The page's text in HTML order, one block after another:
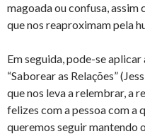
magoada ou confusa,
que nos reaproximam pela
Em seguida, pode-se
“Saborear as Relações”
que nos leva a relembrar, a
felizes com a pessoa com a
queremos seguir mantendo